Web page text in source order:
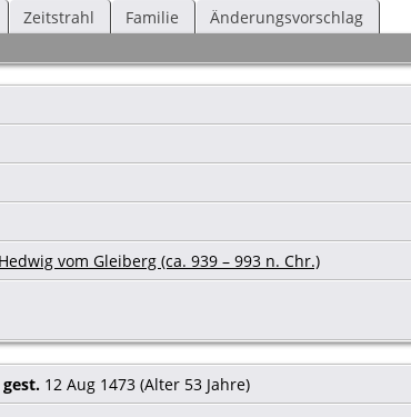
Zeitstrahl Familie Änderungsvorschlag
vom Gleiberg (ca. 939 – 993 n. Chr.)
gest. 12 Aug 1473 (Alter 53 Jahre)